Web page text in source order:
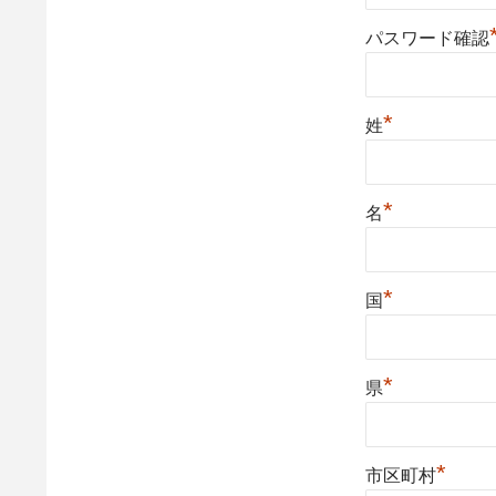
パスワード確認
姓*
名*
国*
県*
市区町村*